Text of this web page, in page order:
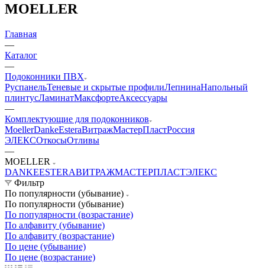
MOELLER
Главная
—
Каталог
—
Подоконники ПВХ
РуспанельТеневые и скрытые профилиЛепнинаНапольный
плинтусЛаминатМаксфортеАксессуары
—
Комплектующие для подоконников
MoellerDankeEsteraВитражМастерПластРоссия
ЭЛЕКСОткосыОтливы
—
MOELLER
DANKEESTERAВИТРАЖМАСТЕРПЛАСТЭЛЕКС
Фильтр
По популярности (убывание)
По популярности (убывание)
По популярности (возрастание)
По алфавиту (убывание)
По алфавиту (возрастание)
По цене (убывание)
По цене (возрастание)